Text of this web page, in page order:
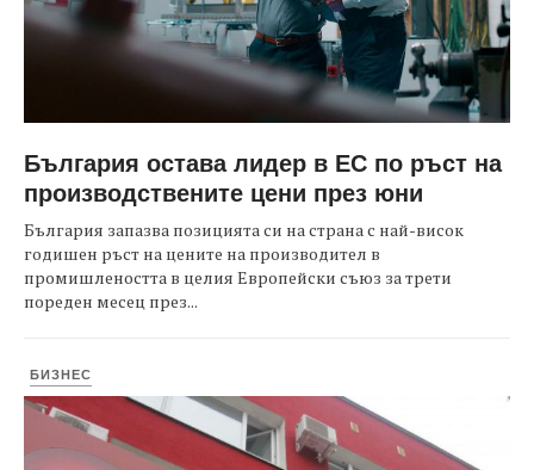
България остава лидер в ЕС по ръст на
производствените цени през юни
България запазва позицията си на страна с най-висок
годишен ръст на цените на производител в
промишлеността в целия Европейски съюз за трети
пореден месец през...
БИЗНЕС